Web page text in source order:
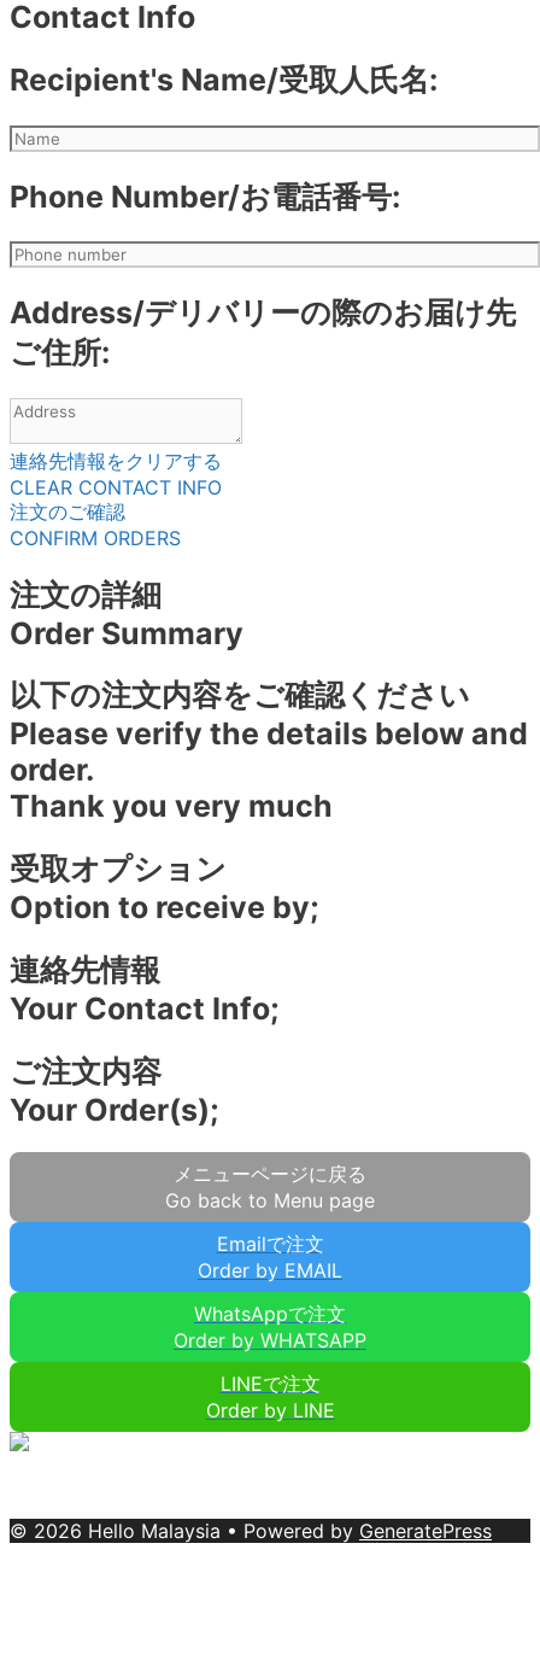
Contact Info
Recipient's Name/受取人氏名:
Phone Number/お電話番号:
Address/デリバリーの際のお届け先
ご住所:
連絡先情報をクリアする
CLEAR CONTACT INFO
注文のご確認
CONFIRM ORDERS
注文の詳細
Order Summary
以下の注文内容をご確認ください
Please verify the details below and
order.
Thank you very much
受取オプション
Option to receive by;
連絡先情報
Your Contact Info;
ご注文内容
Your Order(s);
メニューページに戻る
Go back to Menu page
Emailで注文
Order by EMAIL
WhatsAppで注文
Order by WHATSAPP
LINEで注文
Order by LINE
© 2026 Hello Malaysia • Powered by GeneratePress